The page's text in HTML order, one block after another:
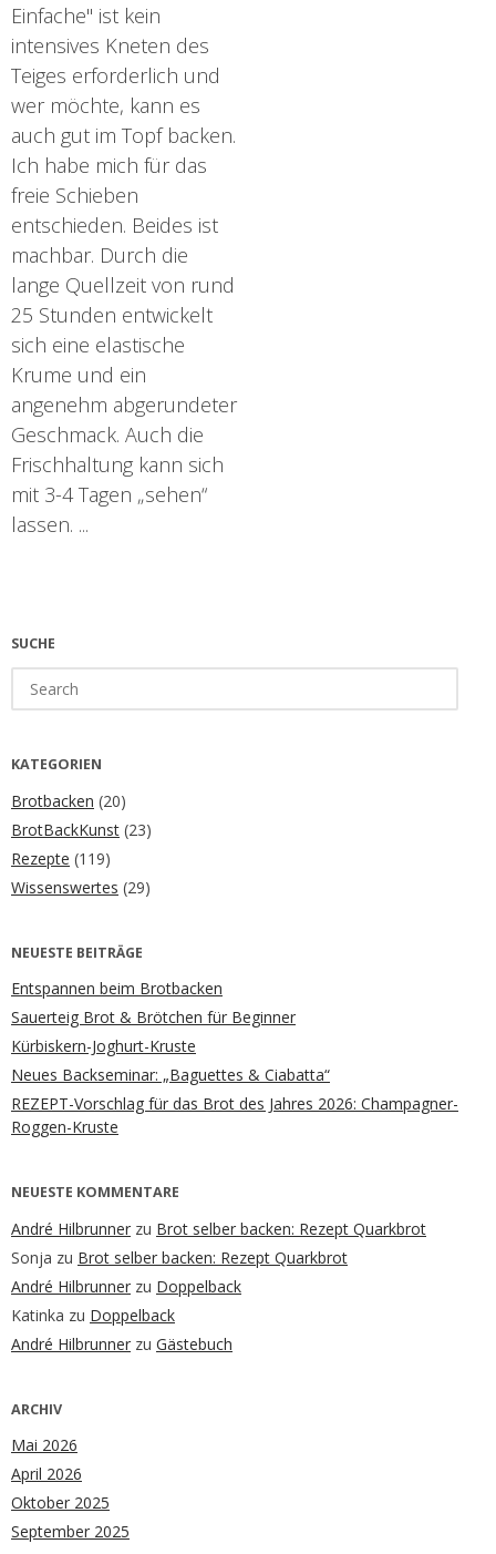
Einfache" ist kein
intensives Kneten des
Teiges erforderlich und
wer möchte, kann es
auch gut im Topf backen.
Ich habe mich für das
freie Schieben
entschieden. Beides ist
machbar. Durch die
lange Quellzeit von rund
25 Stunden entwickelt
sich eine elastische
Krume und ein
angenehm abgerundeter
Geschmack. Auch die
Frischhaltung kann sich
mit 3-4 Tagen „sehen“
lassen. ...
SUCHE
for:
KATEGORIEN
Brotbacken (20)
BrotBackKunst (23)
Rezepte (119)
Wissenswertes (29)
NEUESTE BEITRÄGE
Entspannen beim Brotbacken
Sauerteig Brot & Brötchen für Beginner
Kürbiskern-Joghurt-Kruste
Neues Backseminar: „Baguettes & Ciabatta“
REZEPT-Vorschlag für das Brot des Jahres 2026: Champagner-
Roggen-Kruste
NEUESTE KOMMENTARE
André Hilbrunner zu Brot selber backen: Rezept Quarkbrot
Sonja zu Brot selber backen: Rezept Quarkbrot
André Hilbrunner zu Doppelback
Katinka zu Doppelback
André Hilbrunner zu Gästebuch
ARCHIV
Mai 2026
April 2026
Oktober 2025
September 2025